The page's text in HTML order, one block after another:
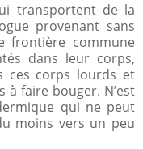
transportent de la
provenant sans
frontière commune
dans leur corps,
ces corps lourds et
faire bouger. N’est
qui ne peut
moins vers un peu